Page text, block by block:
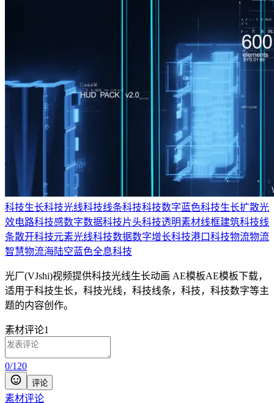
科技生长科技光线科技线条科技科技数字蓝色科技生长扩散光
效电路科技感数字数据科技片头科技透明素材线框建筑科技线
条散开科技元素光线科技数据数字增长科技港口科技物流物流
智慧物流海陆空蓝色全息科技
光厂(VJshi)视频提供科技光线生长动画 AE模板AE模板 下载，
适用于科技生长，科技光线，科技线条，科技，科技数字等主
题的内容创作。
素材评论1
0/120
评论
素材评论